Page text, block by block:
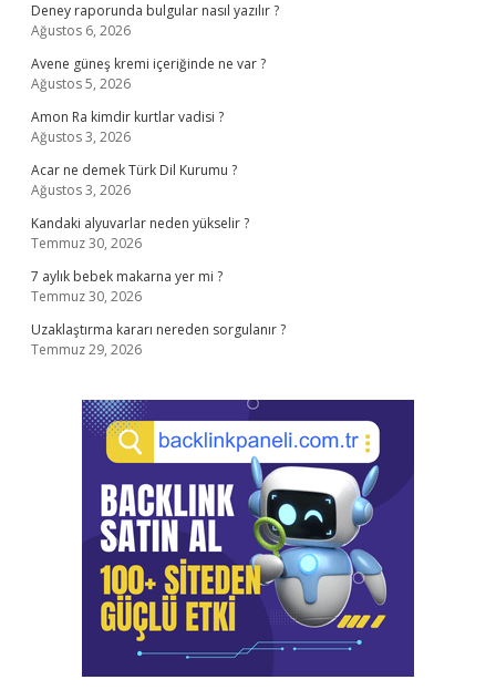
Deney raporunda bulgular nasıl yazılır ?
Ağustos 6, 2026
Avene güneş kremi içeriğinde ne var ?
Ağustos 5, 2026
Amon Ra kimdir kurtlar vadisi ?
Ağustos 3, 2026
Acar ne demek Türk Dil Kurumu ?
Ağustos 3, 2026
Kandaki alyuvarlar neden yükselir ?
Temmuz 30, 2026
7 aylık bebek makarna yer mi ?
Temmuz 30, 2026
Uzaklaştırma kararı nereden sorgulanır ?
Temmuz 29, 2026